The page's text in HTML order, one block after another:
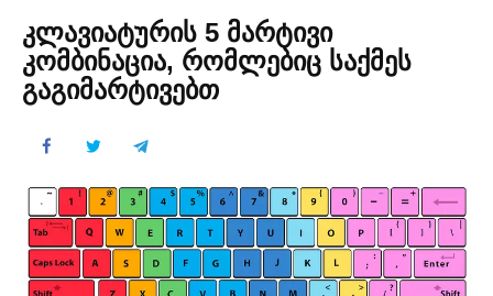
კლავიატურის 5 მარტივი
კომბინაცია, რომლებიც საქმეს
გაგიმარტივებთ